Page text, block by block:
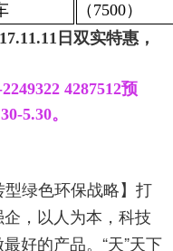
（7500）
日双实特惠，
4287512预
5.30。
型绿色环保战略】打
，以人为本，科技
好的产品。 “天”天下